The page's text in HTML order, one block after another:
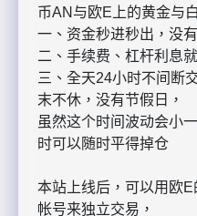
币AN与欧E上的黄金与
一、资金秒进秒出，没
二、手续费、杠杆利息
三、全天24小时不间断
末不休，没有节假日，
虽然这个时间波动会小
时可以随时平得掉仓
本站上线后，可以用欧
帐号来独立交易，